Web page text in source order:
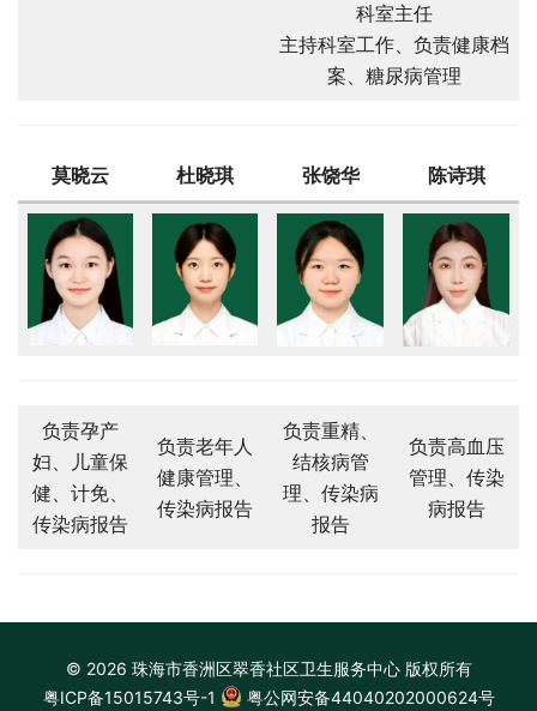
科室主任
主持科室工作、负责健康档
案、糖尿病管理
莫晓云 杜晓琪 张饶华 陈诗琪
负责孕产
妇、儿童保
健、计免、
传染病报告
负责老年人
健康管理、
传染病报告
负责重精、
结核病管
理、传染病
报告
负责高血压
管理、传染
病报告
© 2026 珠海市香洲区翠香社区卫生服务中心 版权所有
粤ICP备15015743号-1
粤公网安备44040202000624号